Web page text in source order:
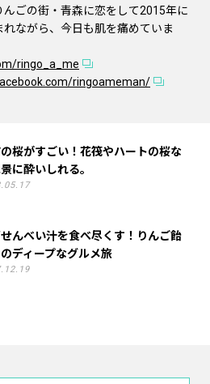
ごの街・青森に恋をして2015年に
ながら、今日も肌を痛めていま
ringo_a_me
ringoameman/
桜がすごい！花筏やハートの桜な
に酔いしれる。
んべい汁を食べ尽くす！りんご飴
ディープなグルメ旅